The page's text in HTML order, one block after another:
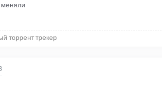
меняли
торрент трекер